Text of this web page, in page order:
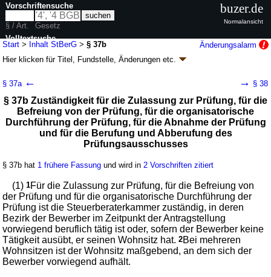
Start > Inhalt StBerG >§ 37b
Änderungsalarm
Hier klicken fürTitel, Fundstelle, Änderungen etc.
Artikel 1G. v. 29.06.2026 BGBl. 2026 I Nr. 197
Geltung ab 04.11.1975; FNA: 610-10Allgemeines Steuerrecht
57 weitere Fassungen
| wird in 215 Vorschriften zitiert
Zweiter Teil Steuerberaterordnung
Zweiter Abschnitt Voraussetzungen für die
Berufsausübung
Erster Unterabschnitt Persönliche Voraussetzungen
§ 37a ← → § 38
§ 37b Zuständigkeit für die Zulassung zur Prüfung, für die
Befreiung von der Prüfung, für die organisatorische
Durchführung der Prüfung, für die Abnahme der Prüfung
und für die Berufung und Abberufung des
Prüfungsausschusses
§ 37b hat 1 frühere Fassung und wird in 2 Vorschriften zitiert
(1)1Für die Zulassung zur Prüfung, für die Befreiung von
der Prüfung und für die organisatorische Durchführung der
Prüfung ist die Steuerberaterkammer zuständig, in deren
Bezirk der Bewerber im Zeitpunkt der Antragstellung
vorwiegend beruflich tätig ist oder, sofern der Bewerber keine
Tätigkeit ausübt, er seinen Wohnsitz hat.2Bei mehreren
Wohnsitzen ist der Wohnsitz maßgebend, an dem sich der
Bewerber vorwiegend aufhält.
Vorschriftensuche
§ / Art.
Gesetz
Volltextsuche
nur in StBerG
buzer.de
Normalansicht